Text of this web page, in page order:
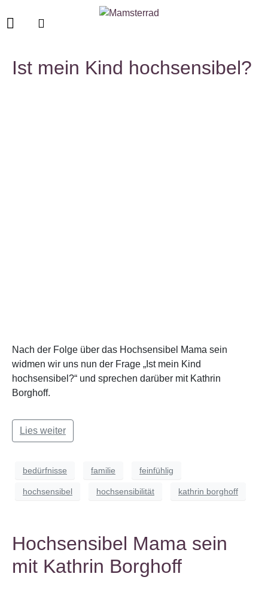
Ist mein Kind hochsensibel?
Nach der Folge über das Hochsensibel Mama sein
widmen wir uns nun der Frage „Ist mein Kind
hochsensibel?“ und sprechen darüber mit Kathrin
Borghoff.
Lies weiter
bedürfnisse familie feinfühlig
hochsensibel hochsensibilität kathrin borghoff
Hochsensibel Mama sein
mit Kathrin Borghoff